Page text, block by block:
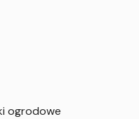
ogrodowe